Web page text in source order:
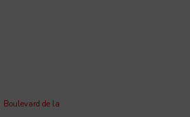
Boulevard de la